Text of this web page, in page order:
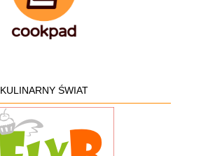
KULINARNY ŚWIAT